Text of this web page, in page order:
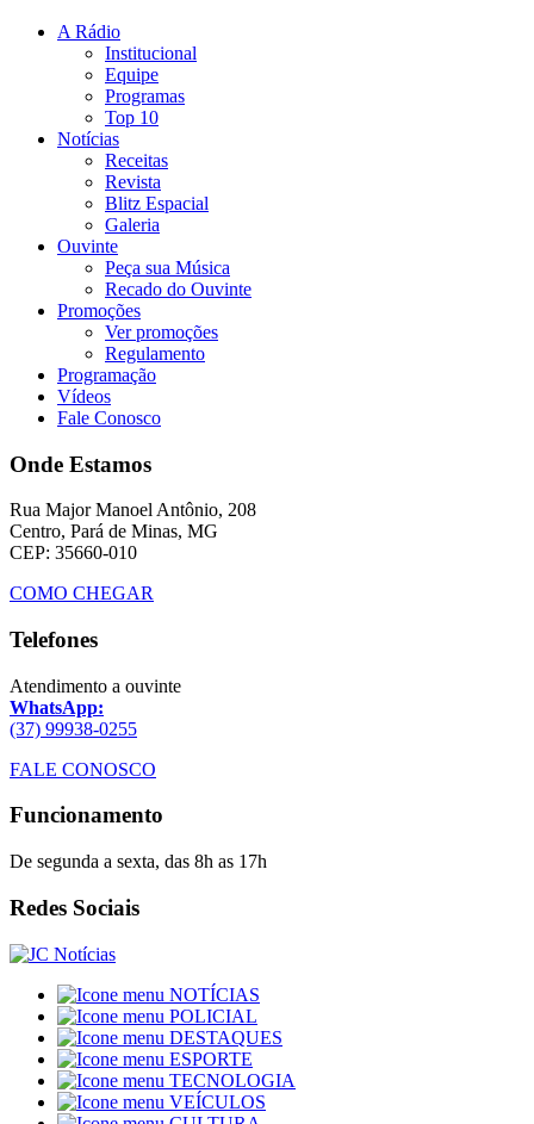
A Rádio
Institucional
Equipe
Programas
Top 10
Notícias
Receitas
Revista
Blitz Espacial
Galeria
Ouvinte
Peça sua Música
Recado do Ouvinte
Promoções
Ver promoções
Regulamento
Programação
Vídeos
Fale Conosco
Onde Estamos
Rua Major Manoel Antônio, 208
Centro, Pará de Minas, MG
CEP: 35660-010
COMO CHEGAR
Telefones
Atendimento a ouvinte
WhatsApp:
(37) 99938-0255
FALE CONOSCO
Funcionamento
De segunda a sexta, das 8h as 17h
Redes Sociais
NOTÍCIAS
POLICIAL
DESTAQUES
ESPORTE
TECNOLOGIA
VEÍCULOS